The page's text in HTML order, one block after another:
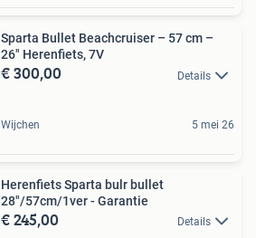
Sparta Bullet Beachcruiser – 57 cm –
26" Herenfiets, 7V
€ 300,00 Details
Wijchen 5 mei 26
Herenfiets Sparta bulr bullet
28"/57cm/1ver - Garantie
€ 245,00 Details